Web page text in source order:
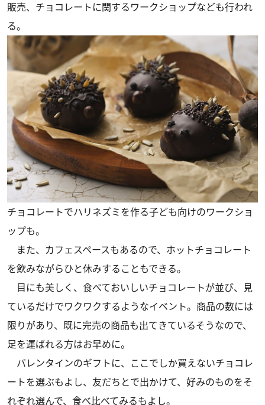
販売、チョコレートに関するワークショップなども行われ
る。
チョコレートでハリネズミを作る子ども向けのワークショ
ップも。
また、カフェスペースもあるので、ホットチョコレート
を飲みながらひと休みすることもできる。
目にも美しく、食べておいしいチョコレートが並び、見
ているだけでワクワクするようなイベント。商品の数には
限りがあり、既に完売の商品も出てきているそうなので、
足を運ばれる方はお早めに。
バレンタインのギフトに、ここでしか買えないチョコレ
ートを選ぶもよし、友だちとで出かけて、好みのものをそ
れぞれ選んで、食べ比べてみるもよし。